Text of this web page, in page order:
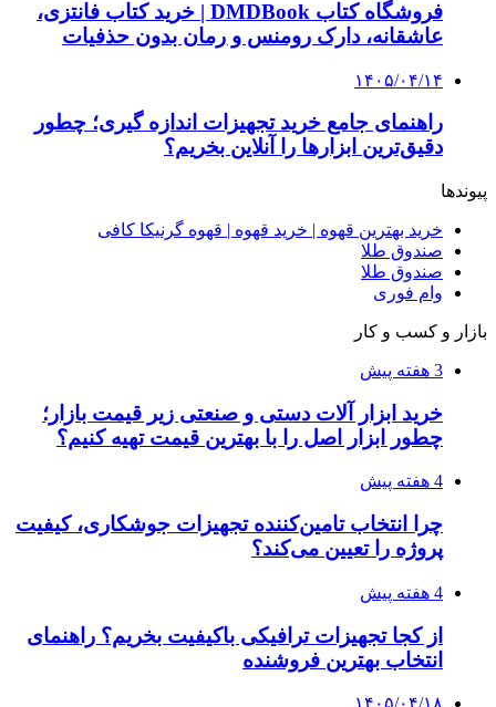
4 هفته پیش
از کجا تجهیزات ترافیکی باکیفیت بخریم؟ راهنمای
انتخاب بهترین فروشنده
۱۴۰۵/۰۴/۱۸
راه اندازی مرغداری؛ محاسبه هزینه، درآمد و سود با
طرح توجیهی
۱۴۰۵/۰۴/۱۵
عاشقانه، دارک رومنس و رمان بدون حذفیات
۱۴۰۵/۰۴/۱۴
راهنمای جامع خرید تجهیزات اندازه گیری؛ چطور
دقیق‌ترین ابزارها را آنلاین بخریم؟
۱۴۰۵/۰۴/۰۹
آربی نوا؛ راهکار هوشمند برای شناسایی
فرصت‌های آربیتراژ ارز دیجیتال
۱۴۰۵/۰۴/۰۶
محبوب شده است؟
۱۴۰۵/۰۳/۳۱